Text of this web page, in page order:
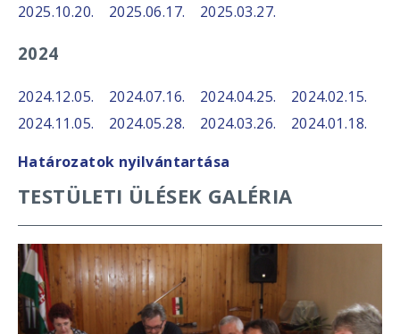
2025.10.20.
2025.06.17. 2025.03.27.
2024
2024.12.05. 2024.07.16. 2024.04.25.
2024.02.15.
2024.11.05.
2024.05.28. 2024.03.26.
2024.01.18.
Határozatok nyilvántartása
TESTÜLETI ÜLÉSEK GALÉRIA